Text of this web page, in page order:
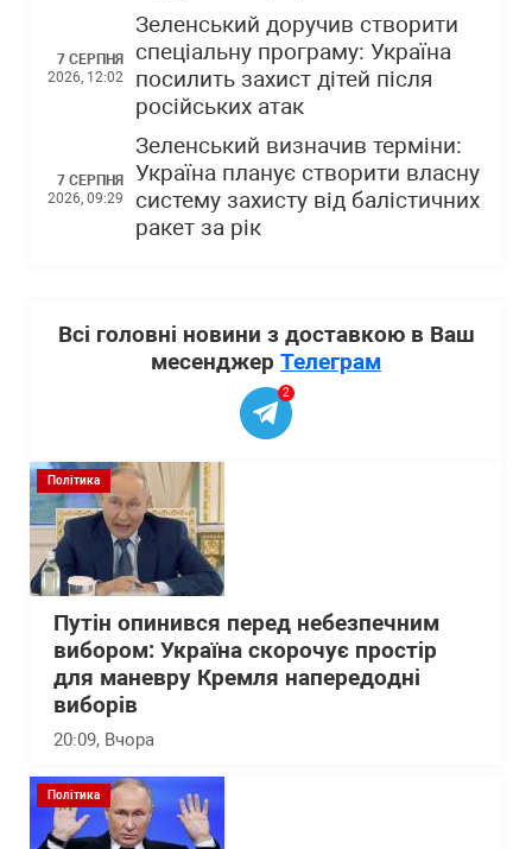
7 СЕРПНЯ
2026, 12:02
Зеленський доручив створити
спеціальну програму: Україна
посилить захист дітей після
російських атак
7 СЕРПНЯ
2026, 09:29
Зеленський визначив терміни:
Україна планує створити власну
систему захисту від балістичних
ракет за рік
Всі головні новини з доставкою в Ваш
месенджер Телеграм
2
Політика
Путін опинився перед небезпечним
вибором: Україна скорочує простір
для маневру Кремля напередодні
виборів
20:09, Вчора
Політика